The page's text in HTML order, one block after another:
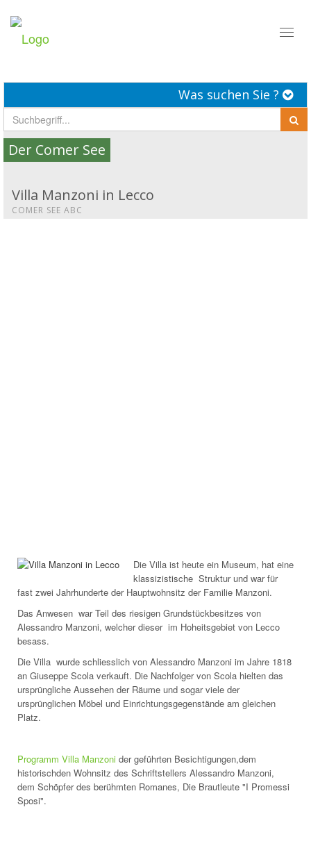
Was suchen Sie ?
Der Comer See
Villa Manzoni in Lecco
COMER SEE ABC
Die Villa ist heute ein Museum, hat eine
klassizistische Struktur und war für
fast zwei Jahrhunderte der Hauptwohnsitz der Familie Manzoni.
Das Anwesen war Teil des riesigen Grundstückbesitzes von
Alessandro Manzoni, welcher dieser im Hoheitsgebiet von Lecco
besass.
Die Villa wurde schliesslich von Alessandro Manzoni im Jahre 1818
an Giuseppe Scola verkauft. Die Nachfolger von Scola hielten das
ursprüngliche Aussehen der Räume und sogar viele der
ursprünglichen Möbel und Einrichtungsgegenstände am gleichen
Platz.
Programm Villa Manzoni der geführten Besichtigungen,dem
historischden Wohnsitz des Schriftstellers Alessandro Manzoni,
dem Schöpfer des berühmten Romanes, Die Brautleute "I Promessi
Sposi".